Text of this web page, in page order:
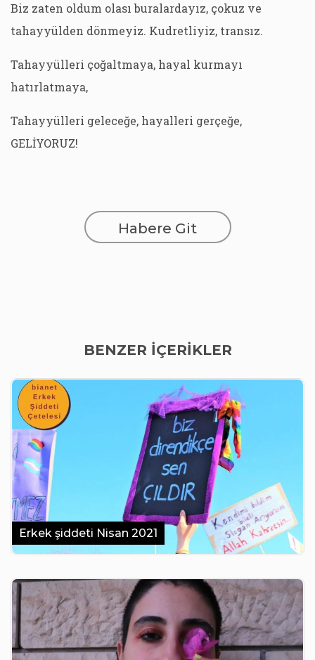
Biz zaten oldum olası buralardayız, çokuz ve
tahayyülden dönmeyiz. Kudretliyiz, transız.
Tahayyülleri çoğaltmaya, hayal kurmayı
hatırlatmaya,
Tahayyülleri geleceğe, hayalleri gerçeğe,
GELİYORUZ!
Habere Git
BENZER İÇERİKLER
Erkek şiddeti Nisan 2021